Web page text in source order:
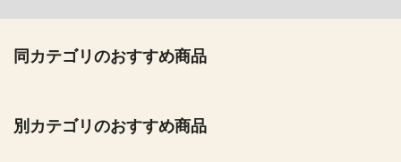
同カテゴリのおすすめ商品
別カテゴリのおすすめ商品